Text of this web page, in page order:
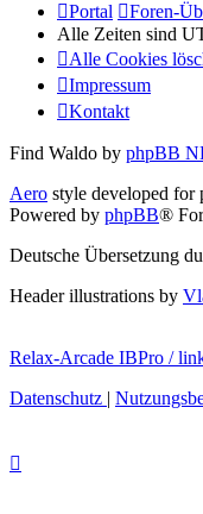
Portal
Foren-
Alle Zeiten sind
Alle Cookies
Impressum
Kontakt
Find Waldo by phpBB
Aero style developed for
Powered by phpBB®
Deutsche Übersetzung
Header illustrations by
Relax-Arcade IBPro /
Datenschutz |